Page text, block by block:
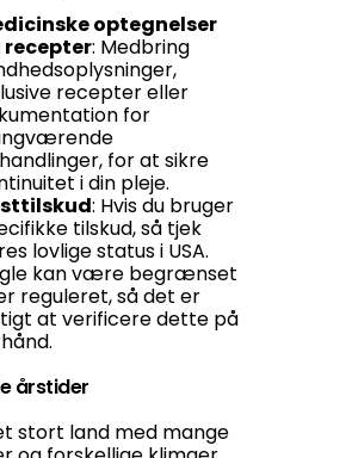
optegnelser
recepter: Medbring
recepter eller
for
for at sikre
i din pleje.
: Hvis du bruger
tilskud, så tjek
lovlige status i USA.
kan være begrænset
reguleret, så det er
at verificere dette på
årstider
stort land med mange